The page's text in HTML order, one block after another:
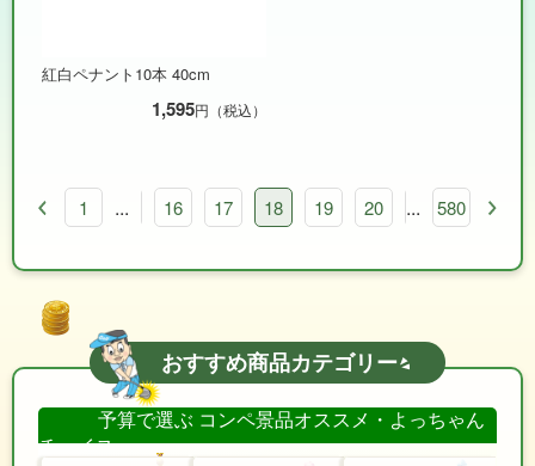
紅白ペナント10本 40cm
1,595円（税込）
1 ...
14 15 16 17 18 19 20 21 22
... 580
おすすめ商品カテゴリー
予算で選ぶ コンペ景品オススメ・よっちゃん
チョイス